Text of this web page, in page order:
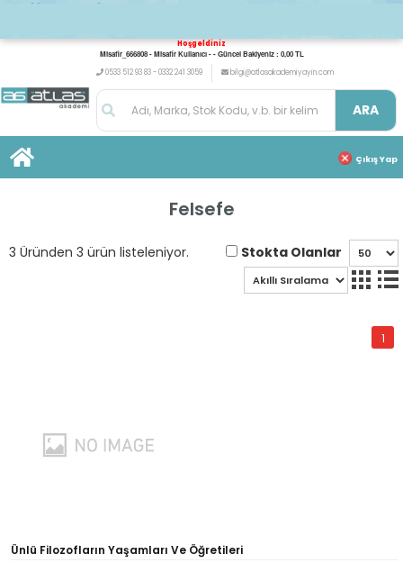
Hoşgeldiniz
Misafir_666808 - Misafir Kullanıcı - - Güncel Bakiyeniz : 0,00 TL
0533 512 93 83 - 0332 241 3059
bilgi@atlasakademiyayin.com
ARA
Çıkış Yap
Felsefe
3 Üründen 3 ürün listeleniyor. Stokta Olanlar
1
Ünlü Filozofların Yaşamları Ve Öğretileri